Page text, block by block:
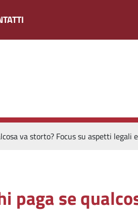
va storto? Focus su aspetti
paga se